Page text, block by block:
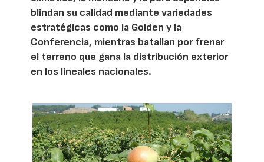
blindan su calidad mediante variedades
estratégicas como la Golden y la
Conferencia, mientras batallan por frenar
el terreno que gana la distribución exterior
en los lineales nacionales.